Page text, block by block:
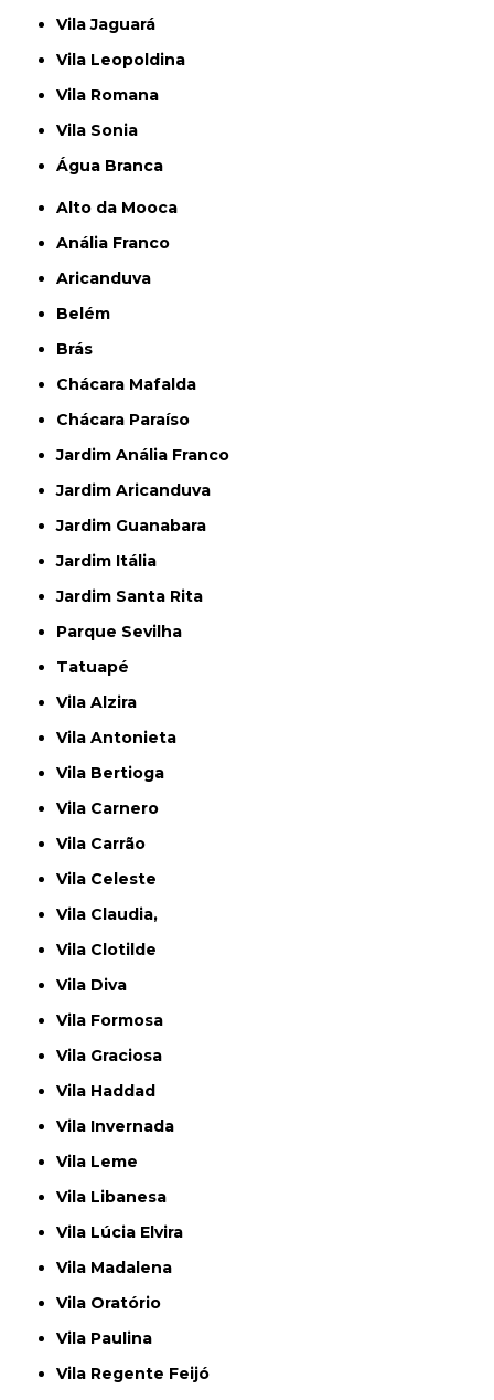
Vila Jaguará
Vila Leopoldina
Vila Romana
Vila Sonia
Água Branca
Alto da Mooca
Anália Franco
Aricanduva
Belém
Brás
Chácara Mafalda
Chácara Paraíso
Jardim Anália Franco
Jardim Aricanduva
Jardim Guanabara
Jardim Itália
Jardim Santa Rita
Parque Sevilha
Tatuapé
Vila Alzira
Vila Antonieta
Vila Bertioga
Vila Carnero
Vila Carrão
Vila Celeste
Vila Claudia,
Vila Clotilde
Vila Diva
Vila Formosa
Vila Graciosa
Vila Haddad
Vila Invernada
Vila Leme
Vila Libanesa
Vila Lúcia Elvira
Vila Madalena
Vila Oratório
Vila Paulina
Vila Regente Feijó